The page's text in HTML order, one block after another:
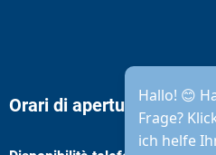
Hallo! 😊
Frage?
ich helfe
Orari di apertura